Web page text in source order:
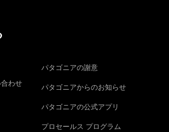
わせ
パタゴニアの謝意
パタゴニアからのお知らせ
パタゴニアの公式アプリ
プロセールス プログラム